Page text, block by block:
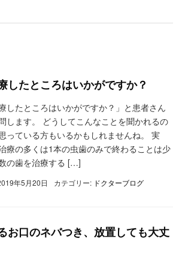
したところはいかがですか？
したところはいかがですか？」と患者さん
します。 どうしてこんなことを聞かれるの
っている方もいるかもしれませんね。 実
療の多くは1本の虫歯のみで終わることは少
の歯を治療する […]
年5月20日 カテゴリー: ドクターブログ
お口のネバつき、放置しても大丈